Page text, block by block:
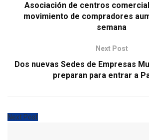
Asociación de centros
movimiento de compradores
semana
Next Post
Dos nuevas Sedes de Empresas
preparan para entrar a
Next Post